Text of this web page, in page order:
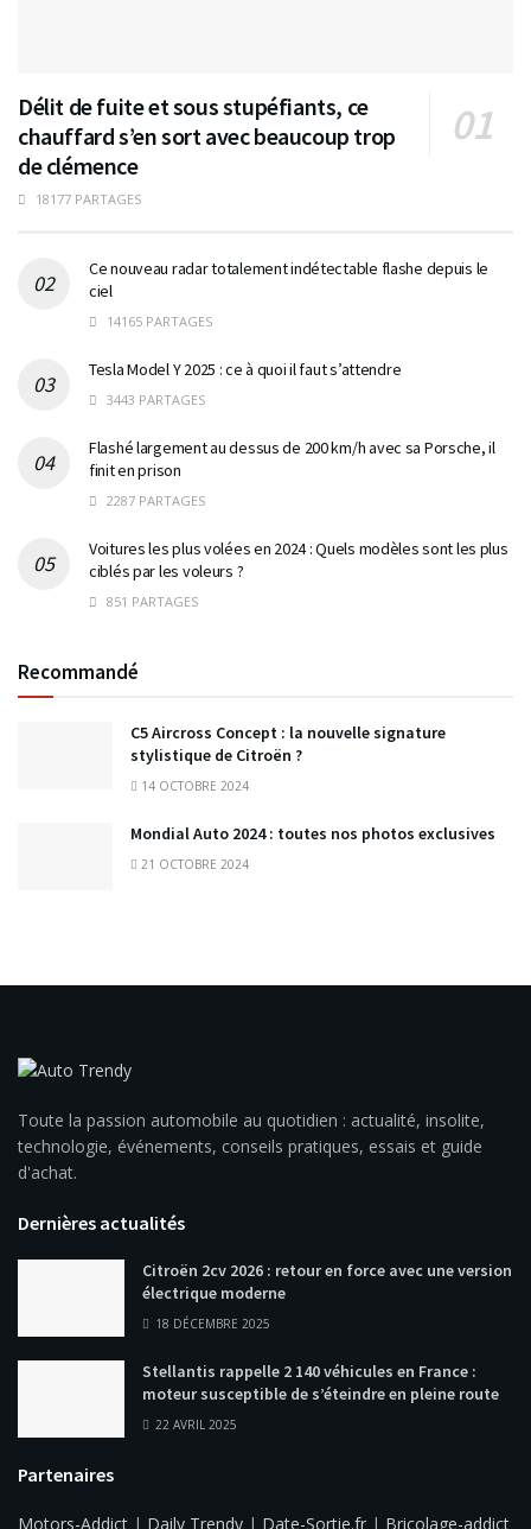
Délit de fuite et sous stupéfiants, ce
chauffard s’en sort avec beaucoup trop
de clémence
18177 PARTAGES
Ce nouveau radar totalement indétectable flashe depuis le
ciel
14165 PARTAGES
Tesla Model Y 2025 : ce à quoi il faut s’attendre
3443 PARTAGES
Flashé largement au dessus de 200 km/h avec sa Porsche, il
finit en prison
2287 PARTAGES
Voitures les plus volées en 2024 : Quels modèles sont les plus
ciblés par les voleurs ?
851 PARTAGES
Recommandé
C5 Aircross Concept : la nouvelle signature
stylistique de Citroën ?
14 OCTOBRE 2024
Mondial Auto 2024 : toutes nos photos exclusives
21 OCTOBRE 2024
Toute la passion automobile au quotidien : actualité, insolite,
technologie, événements, conseils pratiques, essais et guide
d'achat.
Dernières actualités
Citroën 2cv 2026 : retour en force avec une version
électrique moderne
18 DÉCEMBRE 2025
Stellantis rappelle 2 140 véhicules en France :
moteur susceptible de s’éteindre en pleine route
22 AVRIL 2025
Partenaires
Motors-Addict | Daily Trendy | Date-Sortie.fr | Bricolage-addict